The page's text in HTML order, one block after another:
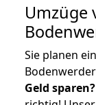
Umzüge
Sie planen
Geld sparen?